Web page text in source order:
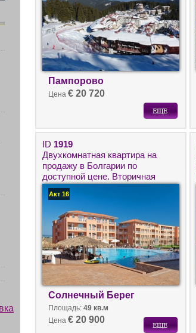
Пампорово
Цена € 20 720
ID 1919
Двухкомнатная квартира на
продажу в Болгарии по
доступной цене. Вторичная
недвижимость на Солнечном
берегу.
Акт 16
Солнечный Берег
Площадь: 49 кв.м
Цена € 20 900